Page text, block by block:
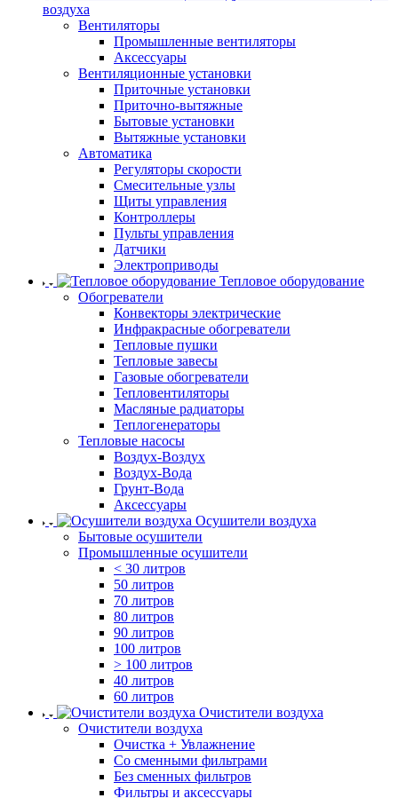
воздуха
Вентиляторы
Промышленные вентиляторы
Аксессуары
Вентиляционные установки
Приточные установки
Приточно-вытяжные
Бытовые установки
Вытяжные установки
Автоматика
Регуляторы скорости
Смесительные узлы
Щиты управления
Контроллеры
Пульты управления
Датчики
Электроприводы
Тепловое оборудование
Обогреватели
Конвекторы электрические
Инфракрасные обогреватели
Тепловые пушки
Тепловые завесы
Газовые обогреватели
Тепловентиляторы
Масляные радиаторы
Теплогенераторы
Тепловые насосы
Воздух-Воздух
Воздух-Вода
Грунт-Вода
Аксессуары
Осушители воздуха
Бытовые осушители
Промышленные осушители
< 30 литров
50 литров
70 литров
80 литров
90 литров
100 литров
> 100 литров
40 литров
60 литров
Очистители воздуха
Очистители воздуха
Очистка + Увлажнение
Cо сменными фильтрами
Без сменных фильтров
Фильтры и аксессуары